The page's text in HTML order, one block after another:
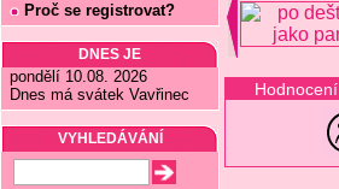
Proč se registrovat?
DNES JE
pondělí 10.08. 2026
Dnes má svátek Vavřinec
VYHLEDÁVÁNÍ
Hodnocení